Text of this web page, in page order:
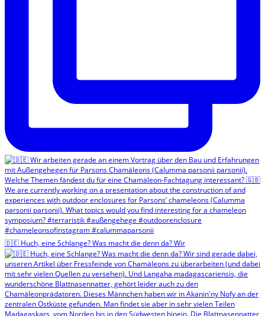
🇩🇪 Huch, eine Schlange? Was macht die denn da? Wir